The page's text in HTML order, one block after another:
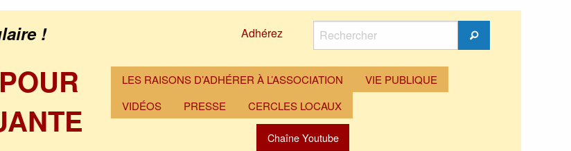
! Adhérez
Rechercher
Rechercher
LES RAISONS D’ADHÉRER À L’ASSOCIATION
VIE PUBLIQUE
VIDÉOS
PRESSE CERCLES LOCAUX
Chaîne Youtube